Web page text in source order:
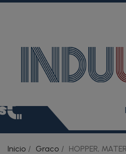
Inicio Graco HOPPER,